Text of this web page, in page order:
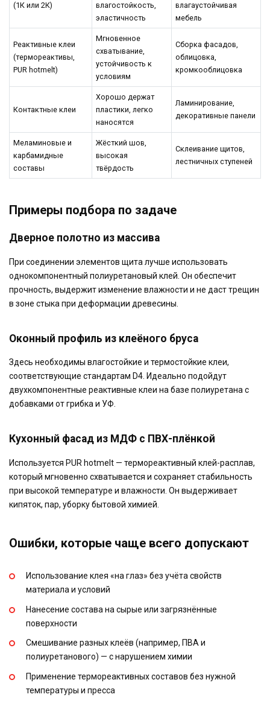
(1К или 2К)
влагостойкость,
эластичность
влагаустойчивая
мебель
Реактивные клеи
(термореактивы,
PUR hotmelt)
Мгновенное
схватывание,
устойчивость к
условиям
Сборка фасадов,
облицовка,
кромкооблицовка
Контактные клеи
Хорошо держат
пластики, легко
наносятся
Ламинирование,
декоративные панели
Меламиновые и
карбамидные
составы
Жёсткий шов,
высокая
твёрдость
Склеивание щитов,
лестничных ступеней
Примеры подбора по задаче
Дверное полотно из массива
При соединении элементов щита лучше использовать
однокомпонентный полиуретановый клей. Он обеспечит
прочность, выдержит изменение влажности и не даст трещин
в зоне стыка при деформации древесины.
Оконный профиль из клеёного бруса
Здесь необходимы влагостойкие и термостойкие клеи,
соответствующие стандартам D4. Идеально подойдут
двухкомпонентные реактивные клеи на базе полиуретана с
добавками от грибка и УФ.
Кухонный фасад из МДФ с ПВХ-плёнкой
Используется PUR hotmelt — термореактивный клей-расплав,
который мгновенно схватывается и сохраняет стабильность
при высокой температуре и влажности. Он выдерживает
кипяток, пар, уборку бытовой химией.
Ошибки, которые чаще всего допускают
Использование клея «на глаз» без учёта свойств
материала и условий
Нанесение состава на сырые или загрязнённые
поверхности
Смешивание разных клеёв (например, ПВА и
полиуретанового) — с нарушением химии
Применение термореактивных составов без нужной
температуры и пресса